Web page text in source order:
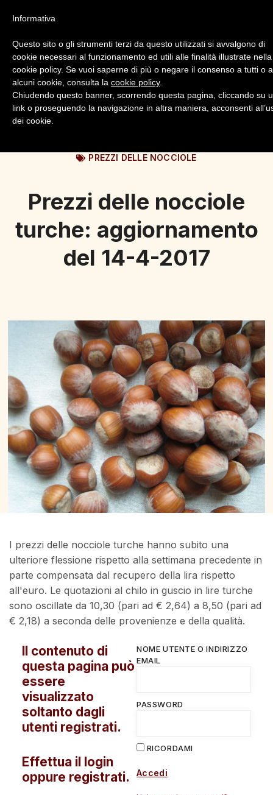
Login Registrazione
PREZZI DELLE NOCCIOLE
Prezzi delle nocciole
turche: aggiornamento
del 14-4-2017
I prezzi delle nocciole turche hanno subito una
ulteriore flessione rispetto alla settimana precedente in
parte compensata dal recupero della lira rispetto
all'euro. Le quotazioni al chilo in guscio in lire turche
sono oscillate da 10,30 (pari ad € 2,64) a 8,50 (pari ad
€ 2,18) a seconda delle provenienze e della qualità.
Il contenuto di
questa pagina può
essere
visualizzato
soltanto dagli
utenti registrati.
Effettua il login
oppure registrati.
NOME UTENTE O INDIRIZZO
EMAIL
PASSWORD
RICORDAMI
Accedi
Informativa
Questo sito o gli strumenti terzi da questo utilizzati si avvalgono di
cookie necessari al funzionamento ed utili alle finalità illustrate nella
cookie policy. Se vuoi saperne di più o negare il consenso a tutti o
alcuni cookie, consulta la cookie policy.
Chiudendo questo banner, scorrendo questa pagina, cliccando su
link o proseguendo la navigazione in altra maniera, acconsenti
dei cookie.